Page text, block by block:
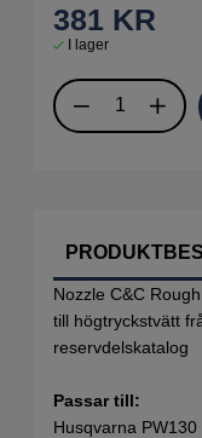
381 KR
I lager
Nozzle C&C
till högtryckstvätt
reservdelskatalog
Passar till:
Husqvarna PW130